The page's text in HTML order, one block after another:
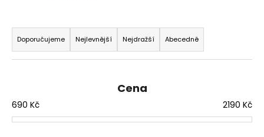
Ř
a
z
í
p
Doporučujeme Nejlevnější Nejdražší Abecedně
Cena
690 Kč 2190 Kč
t
?